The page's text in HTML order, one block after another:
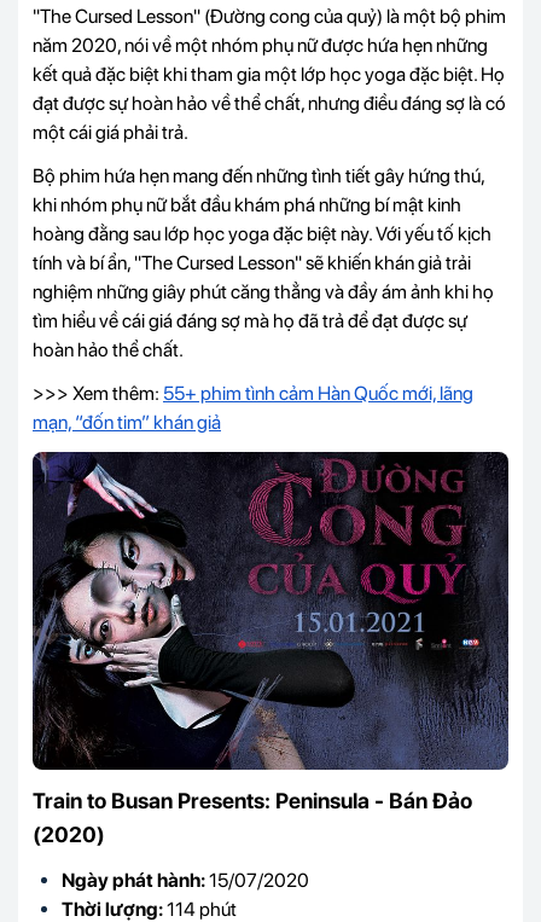
"The Cursed Lesson" (Đường cong của quỷ) là một bộ phim
năm 2020, nói về một nhóm phụ nữ được hứa hẹn những
kết quả đặc biệt khi tham gia một lớp học yoga đặc biệt. Họ
đạt được sự hoàn hảo về thể chất, nhưng điều đáng sợ là có
một cái giá phải trả.
Bộ phim hứa hẹn mang đến những tình tiết gây hứng thú,
khi nhóm phụ nữ bắt đầu khám phá những bí mật kinh
hoàng đằng sau lớp học yoga đặc biệt này. Với yếu tố kịch
tính và bí ẩn, "The Cursed Lesson" sẽ khiến khán giả trải
nghiệm những giây phút căng thẳng và đầy ám ảnh khi họ
tìm hiểu về cái giá đáng sợ mà họ đã trả để đạt được sự
hoàn hảo thể chất.
>>> Xem thêm: 55+ phim tình cảm Hàn Quốc mới, lãng
mạn, “đốn tim” khán giả
Train to Busan Presents: Peninsula - Bán Đảo
(2020)
Ngày phát hành:15/07/2020
Thời lượng:114 phút